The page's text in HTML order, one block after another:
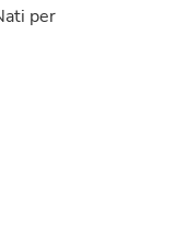
per